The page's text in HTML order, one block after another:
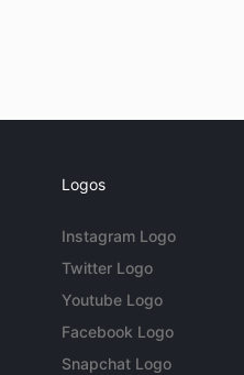
Logos
Instagram Logo
Twitter Logo
Youtube Logo
Facebook Logo
Snapchat Logo